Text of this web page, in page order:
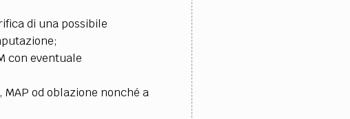
di una possibile
con eventuale
od oblazione nonché a